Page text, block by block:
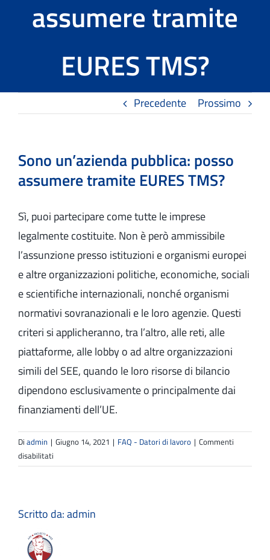
Tools
Il progetto EURES TMS
News ed Eventi
assumere tramite
EURES TMS?
Precedente Prossimo
Sono un’azienda pubblica: posso
assumere tramite EURES TMS?
Sì, puoi partecipare come tutte le imprese
legalmente costituite. Non è però ammissibile
l’assunzione presso istituzioni e organismi europei
e altre organizzazioni politiche, economiche, sociali
e scientifiche internazionali, nonché organismi
normativi sovranazionali e le loro agenzie. Questi
criteri si applicheranno, tra l’altro, alle reti, alle
piattaforme, alle lobby o ad altre organizzazioni
simili del SEE, quando le loro risorse di bilancio
dipendono esclusivamente o principalmente dai
finanziamenti dell’UE.
Di admin | Giugno 14, 2021 | FAQ - Datori di lavoro | Commenti
disabilitati
Sono
posso
Scritto da:admin